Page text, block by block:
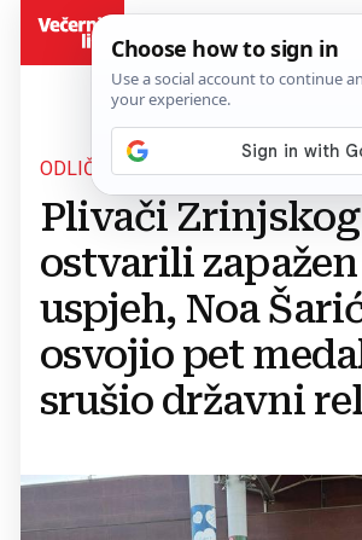
ODLIČNI REZULTATI
Plivači Zrinjskog
ostvarili zapažen
uspjeh, Noa
osvojio pet
srušio državni